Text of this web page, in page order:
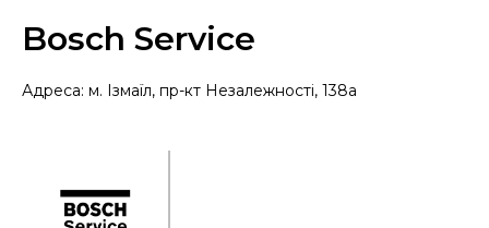
Bosch Service
Адреса: м. Ізмаїл, пр-кт Незалежності, 138а